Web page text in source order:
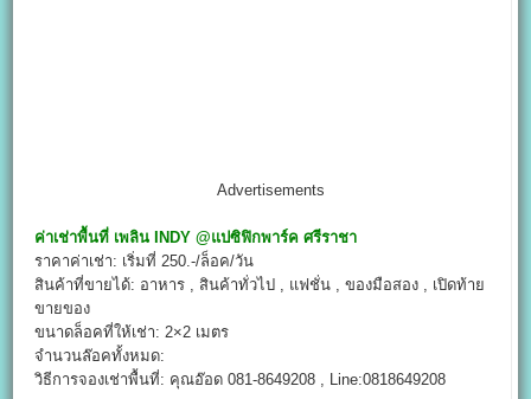
Advertisements
ค่าเช่าพื้นที่ เพลินINDY @แปซิฟิกพาร์ค ศรีราชา
ราคาค่าเช่า: เริ่มที่ 250.-/ล็อค/วัน
สินค้าที่ขายได้: อาหาร , สินค้าทั่วไป , แฟชั่น , ของมือสอง , เปิดท้าย
ขายของ
ขนาดล็อคที่ให้เช่า: 2×2 เมตร
จำนวนล๊อคทั้งหมด:
วิธีการจองเช่าพื้นที่: คุณอ๊อด 081-8649208 , Line:0818649208